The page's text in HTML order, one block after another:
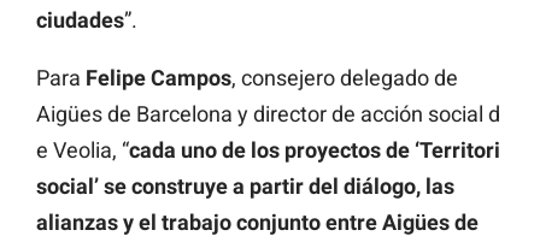
ciudades”.
Para Felipe Campos, consejero delegado de
Aigües de Barcelona y director de acción social d
e Veolia, “cada uno de los proyectos de ‘Territori
social’ se construye a partir del diálogo, las
alianzas y el trabajo conjunto entre Aigües de